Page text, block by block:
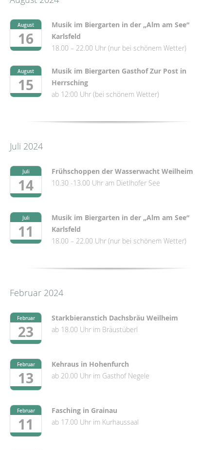
August
16
Musik im Biergarten in der „Alm am See“
Karlsfeld
18.00 – 22.00 Uhr (nur bei schönem Wetter)
August
15
Musik im Biergarten Gasthof Zur Post in
Herrsching
ab 12:00 Uhr (bei schönem Wetter)
Juli 2024
Juli
14
Frühschoppen der Wasserwacht Weilheim
10.30 -13.00 Uhr am Dietlhofer See
Juli
11
Musik im Biergarten in der „Alm am See“
Karlsfeld
18.00 – 22.00 Uhr (nur bei schönem Wetter)
Februar 2024
Februar
23
Starkbieranstich Dachsbräu Weilheim
ab 18.00 Uhr im Bräustüberl
Februar
13
Kehraus in Hohenfurch
ab 20.00 Uhr im Gasthof Negele
Februar
11
Fasching in Grainau
ab 17.00 Uhr im Kurhaussaal